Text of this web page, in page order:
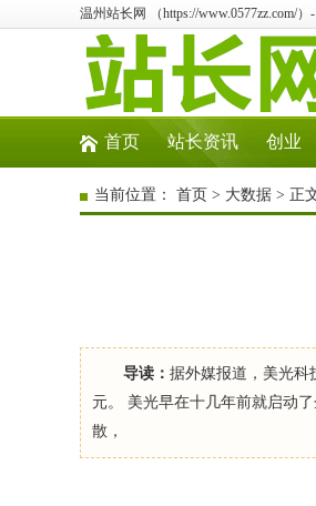
温州站长网 （https://www.0577zz.com/
首页 站长资讯 创业
当前位置： 首页 > 大数据 > 正
导读： 据外媒报道，美光科
元。 美光早在十几年前就启动
散，